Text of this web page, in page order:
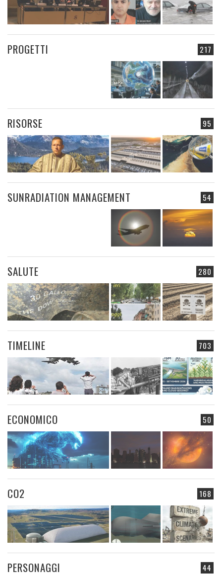
217
PROGETTI
95
RISORSE
54
SUNRADIATION MANAGEMENT
280
SALUTE
703
TIMELINE
50
ECONOMICO
168
CO2
44
PERSONAGGI